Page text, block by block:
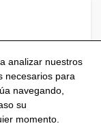
analizar nuestros
necesarios para
navegando,
su
momento.